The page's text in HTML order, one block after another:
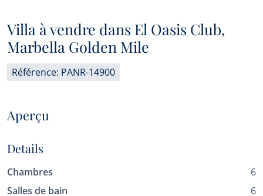
Villa à vendre dans El Oasis Club,
Marbella Golden Mile
Référence: PANR-14900
Aperçu
Details
Chambres
6
Salles de bain
6